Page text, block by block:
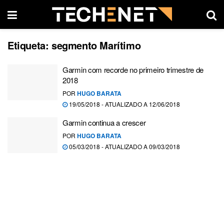
Etiqueta: segmento Marítimo
Garmin com recorde no primeiro trimestre de
2018
POR HUGO BARATA
19/05/2018 - ATUALIZADO A 12/06/2018
Garmin continua a crescer
POR HUGO BARATA
05/03/2018 - ATUALIZADO A 09/03/2018